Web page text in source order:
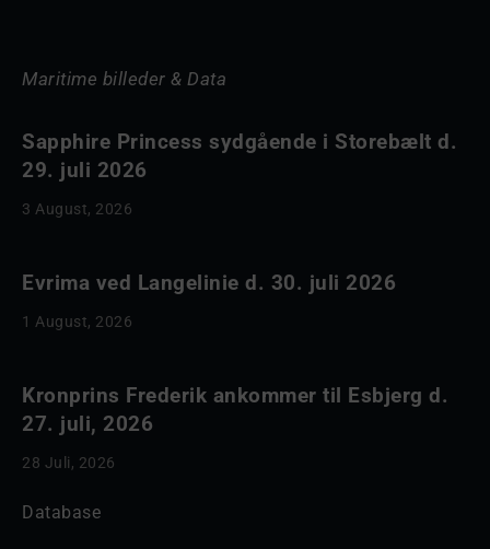
Maritime billeder & Data
Sapphire Princess sydgående i Storebælt d.
29. juli 2026
3 August, 2026
Evrima ved Langelinie d. 30. juli 2026
1 August, 2026
Kronprins Frederik ankommer til Esbjerg d.
27. juli, 2026
28 Juli, 2026
Database